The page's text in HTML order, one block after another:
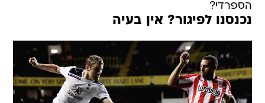
הספרדי?
נכנסנו לפיגור? אין בעיה